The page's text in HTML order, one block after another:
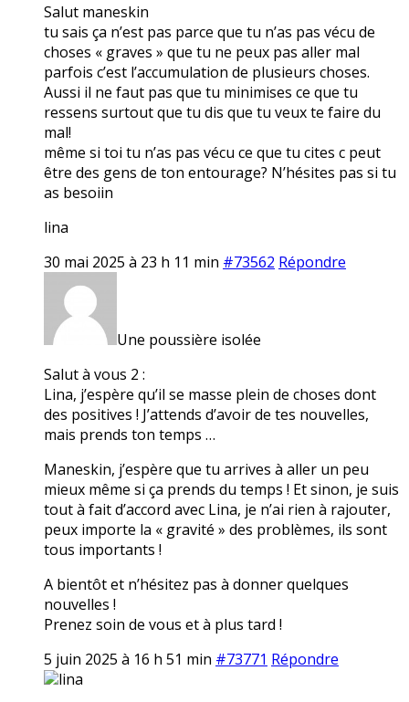
Salut maneskin
tu sais ça n’est pas parce que tu n’as pas vécu de
choses « graves » que tu ne peux pas aller mal
parfois c’est l’accumulation de plusieurs choses.
Aussi il ne faut pas que tu minimises ce que tu
ressens surtout que tu dis que tu veux te faire du
mal!
même si toi tu n’as pas vécu ce que tu cites c peut
être des gens de ton entourage? N’hésites pas si tu
as besoiin
lina
30 mai 2025 à 23 h 11 min #73562 Répondre
Une poussière isolée
Salut à vous 2 :
Lina, j’espère qu’il se masse plein de choses dont
des positives ! J’attends d’avoir de tes nouvelles,
mais prends ton temps …
Maneskin, j’espère que tu arrives à aller un peu
mieux même si ça prends du temps ! Et sinon, je suis
tout à fait d’accord avec Lina, je n’ai rien à rajouter,
peux importe la « gravité » des problèmes, ils sont
tous importants !
A bientôt et n’hésitez pas à donner quelques
nouvelles !
Prenez soin de vous et à plus tard !
5 juin 2025 à 16 h 51 min #73771 Répondre
lina